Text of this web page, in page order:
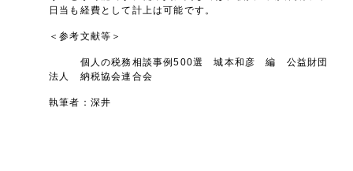
日当も経費として計上は可能です。
＜参考文献等＞
個人の税務相談事例500選 城本和彦 編 公益財団
法人 納税協会連合会
執筆者：深井